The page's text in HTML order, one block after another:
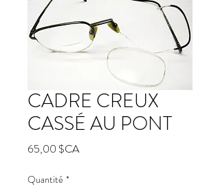
CADRE CREUX
CASSÉ AU PONT
65,00 $CAPrix
Quantité *